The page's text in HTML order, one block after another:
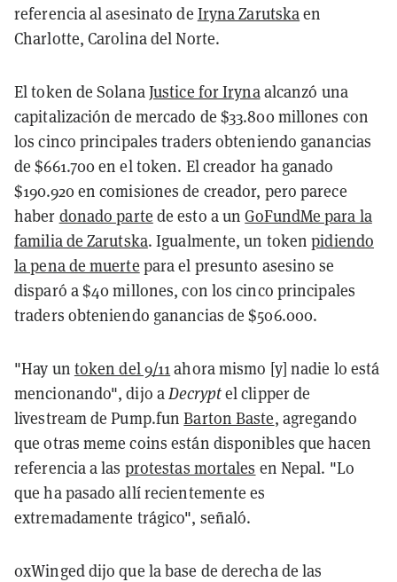
referencia al asesinato de Iryna Zarutskaen
Charlotte, Carolina del Norte.
El token de SolanaJustice for Irynaalcanzó una
capitalización de mercado de $33.800 millones con
los cinco principales traders obteniendo ganancias
de $661.700 en el token. El creador ha ganado
$190.920 en comisiones de creador, pero parece
haber donado parte de esto a unGoFundMe para la
familia de Zarutska. Igualmente, un tokenpidiendo
la pena de muerte para el presunto asesino se
disparó a $40 millones, con los cinco principales
traders obteniendo ganancias de $506.000.
"Hay un token del 9/11ahora mismo [y] nadie lo está
mencionando", dijo aDecryptel clipper de
livestream de Pump.funBarton Baste, agregando
que otras meme coins están disponibles que hacen
referencia a las protestas mortales en Nepal. "Lo
que ha pasado allí recientemente es
extremadamente trágico", señaló.
0xWinged dijo que la base de derecha de las